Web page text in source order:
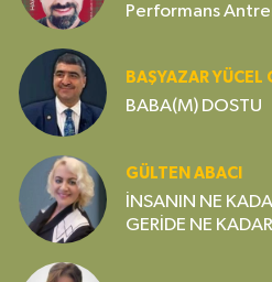
Performans
BAŞYAZAR YÜCEL
BABA(M) DOSTU
GÜLTEN ABACI
İNSANIN NE
GERİDE NE